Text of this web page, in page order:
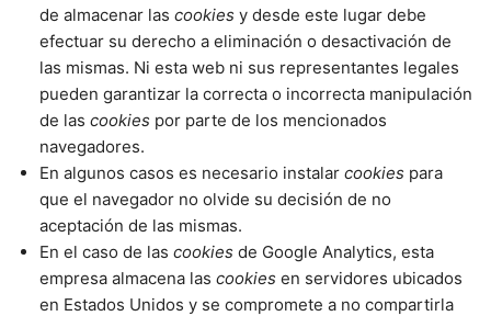
de almacenar las cookies y desde este lugar debe
efectuar su derecho a eliminación o desactivación de
las mismas. Ni esta web ni sus representantes legales
pueden garantizar la correcta o incorrecta manipulación
de las cookies por parte de los mencionados
navegadores.
En algunos casos es necesario instalar cookies para
que el navegador no olvide su decisión de no
aceptación de las mismas.
En el caso de las cookies de Google Analytics, esta
empresa almacena las cookies en servidores ubicados
en Estados Unidos y se compromete a no compartirla